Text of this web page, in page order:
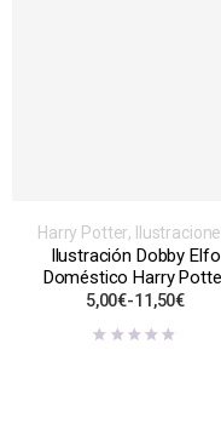
Harry Potter,
Inspiración libros,
series o películas
Ilustración Dobby Elfo
Doméstico Harry
5,00€-11,50€